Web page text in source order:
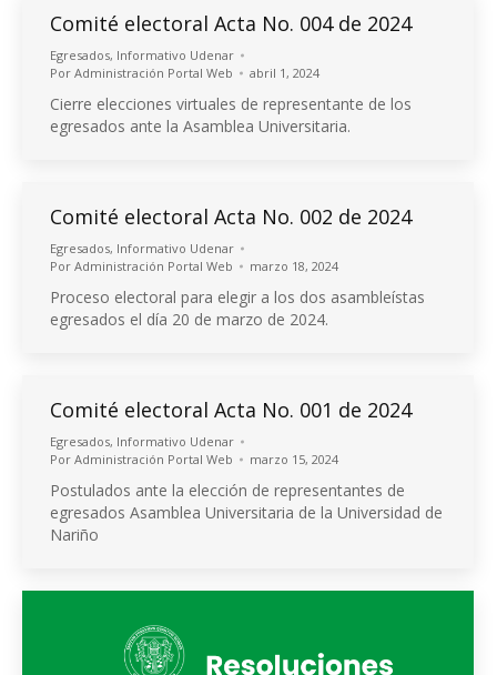
Comité electoral Acta No. 004 de 2024
Egresados, Informativo Udenar
Por Administración Portal Web abril 1, 2024
Cierre elecciones virtuales de representante de los
egresados ante la Asamblea Universitaria.
Comité electoral Acta No. 002 de 2024
Egresados, Informativo Udenar
Por Administración Portal Web marzo 18, 2024
Proceso electoral para elegir a los dos asambleístas
egresados el día 20 de marzo de 2024.
Comité electoral Acta No. 001 de 2024
Egresados, Informativo Udenar
Por Administración Portal Web marzo 15, 2024
Postulados ante la elección de representantes de
egresados Asamblea Universitaria de la Universidad de
Nariño